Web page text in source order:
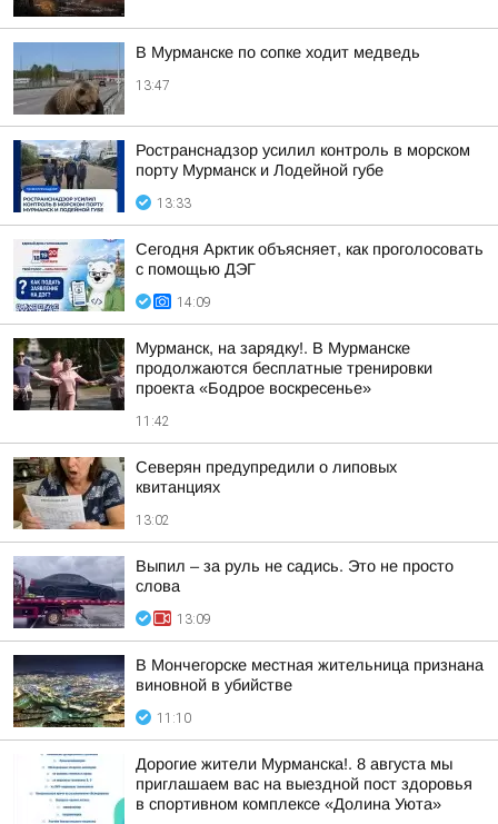
В Мурманске по сопке ходит медведь
13:47
Ространснадзор усилил контроль в морском
порту Мурманск и Лодейной губе
13:33
Сегодня Арктик объясняет, как проголосовать
с помощью ДЭГ
14:09
Мурманск, на зарядку!. В Мурманске
продолжаются бесплатные тренировки
проекта «Бодрое воскресенье»
11:42
Северян предупредили о липовых
квитанциях
13:02
Выпил – за руль не садись. Это не просто
слова
13:09
В Мончегорске местная жительница признана
виновной в убийстве
11:10
Дорогие жители Мурманска!. 8 августа мы
приглашаем вас на выездной пост здоровья
в спортивном комплексе «Долина Уюта»